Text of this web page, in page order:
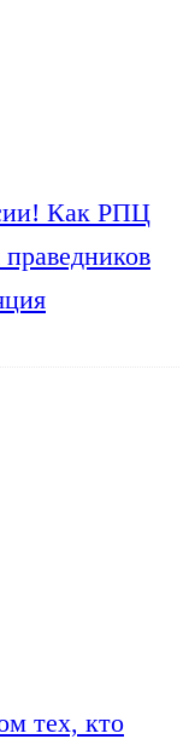
Как РПЦ
праведников
тех, кто